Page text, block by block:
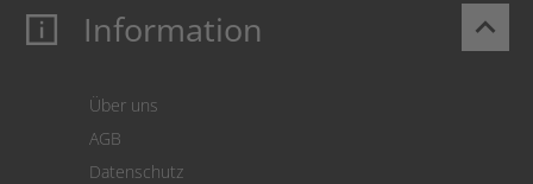
Mein Konto
keyboard_arrow_up
Information
Über uns
AGB
Datenschutz